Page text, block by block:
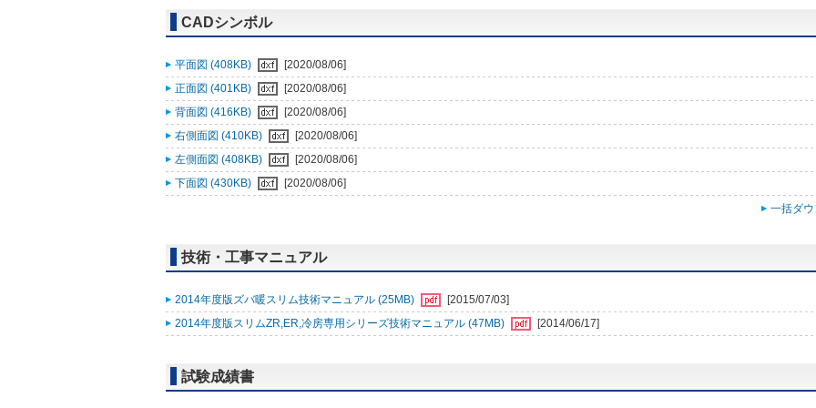
CADシンボル
平面図 (408KB)
[2020/08/06]
正面図 (401KB)
[2020/08/06]
背面図 (416KB)
[2020/08/06]
右側面図 (410KB)
[2020/08/06]
左側面図 (408KB)
[2020/08/06]
下面図 (430KB)
[2020/08/06]
一括ダ
技術・工事マニュアル
2014年度版ズバ暖スリム技術マニュアル (25MB)
[2015/07/03]
2014年度版スリムZR,ER,冷房専用シリーズ技術マニュアル (47MB)
[2014/06/17]
試験成績書